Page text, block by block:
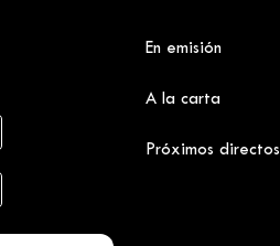
En emisión
A la carta
Próximos directos